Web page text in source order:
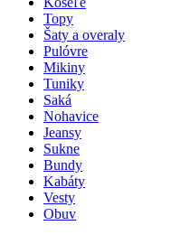
Topy
Šaty a overaly
Pulóvre
Mikiny
Tuniky
Saká
Nohavice
Jeansy
Sukne
Bundy
Kabáty
Vesty
Obuv